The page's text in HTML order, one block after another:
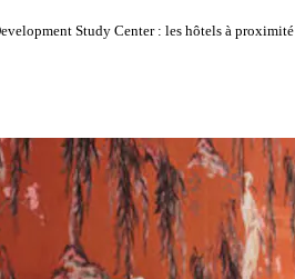
Study Center : les hôtels à proximité